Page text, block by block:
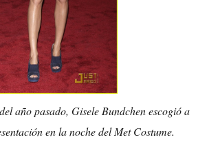
año pasado, Gisele Bundchen escogió a
en la noche del Met Costume.